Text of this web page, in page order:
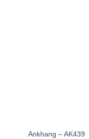
Ankhang – AK439